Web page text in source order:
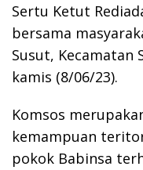
Sertu Ketut
bersama
Susut, Kecamatan
kamis (8/06/23).
Komsos
kemampuan
pokok Babinsa